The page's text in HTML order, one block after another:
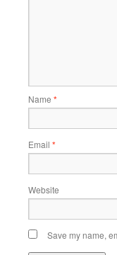
Name *
Email *
Website
Save my name,